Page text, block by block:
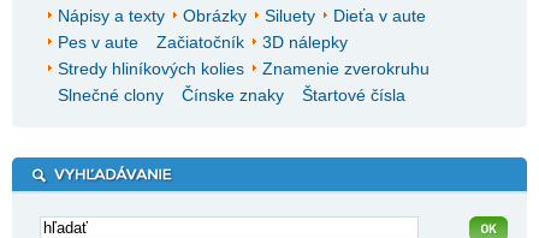
Nápisy a texty
Obrázky Siluety
Dieťa v aute
Pes v aute
Začiatočník
3D nálepky
Stredy hliníkových kolies
Znamenie zverokruhu
Slnečné clony
Čínske znaky Štartové čísla